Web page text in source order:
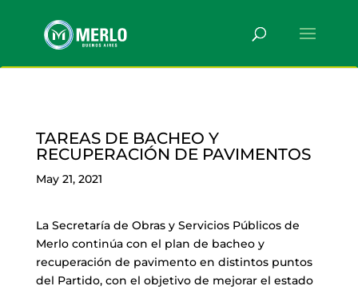
TAREAS DE BACHEO Y
RECUPERACIÓN DE PAVIMENTOS
May 21, 2021
La Secretaría de Obras y Servicios Públicos de
Merlo continúa con el plan de bacheo y
recuperación de pavimento en distintos puntos
del Partido, con el objetivo de mejorar el estado